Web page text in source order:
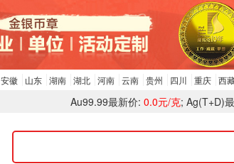
安徽 山东 湖南 湖北 河南 云南 贵州 四川 重庆 西
Au99.99最新价: 0.0元/克; Ag(T+D)